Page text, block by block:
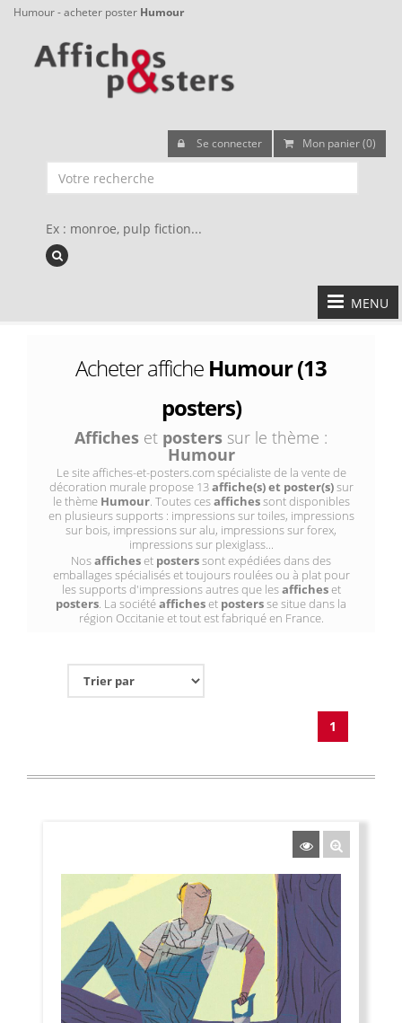
Humour - acheter poster Humour
Se connecter Mon panier (0)
Ex : monroe, pulp fiction...
MENU
Acheter affiche Humour (13
posters)
Affiches et posters sur le thème :
Humour
Le site affiches-et-posters.com spécialiste de la vente de
décoration murale propose 13affiche(s) et poster(s)sur
le thème Humour. Toutes cesaffichessont disponibles
en plusieurs supports : impressions sur toiles, impressions
sur bois, impressions sur alu, impressions sur forex,
impressions sur plexiglass...
Nosafficheset posterssont expédiées dans des
emballages spécialisés et toujours roulées ou à plat pour
les supports d'impressions autres que lesafficheset
posters. La sociétéafficheset postersse situe dans la
région Occitanie et tout est fabriqué en France.
1